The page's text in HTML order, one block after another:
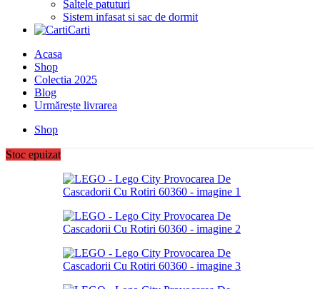
Saltele patuturi
Sistem infasat si sac de dormit
Carti
Acasa
Shop
Colectia 2025
Blog
Urmărește livrarea
Shop
Stoc epuizat